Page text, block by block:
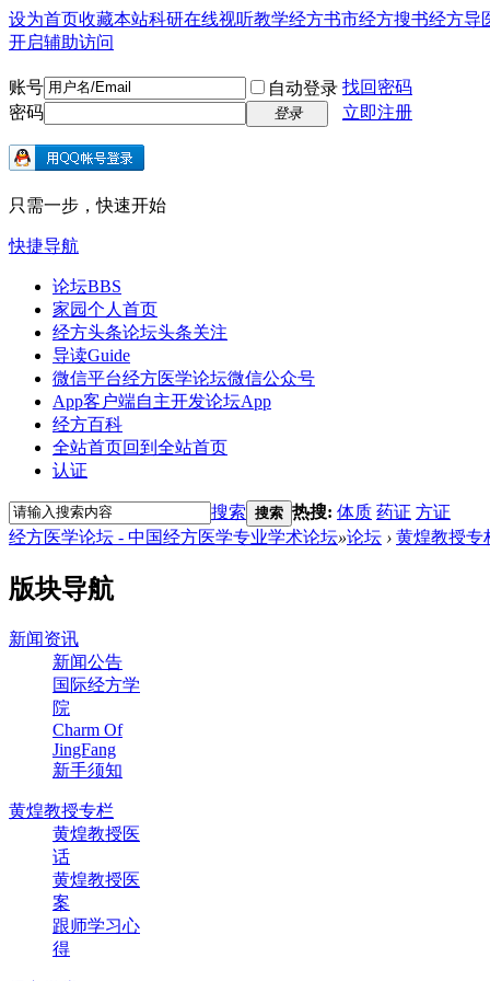
设为首页收藏本站科研在线视听教学经方书市经方搜书经方导
开启辅助访问
账号 自动登录 找回密码
密码
登录 立即注册
只需一步，快速开始
快捷导航
论坛BBS
家园个人首页
经方头条论坛头条关注
导读Guide
微信平台经方医学论坛微信公众号
App客户端自主开发论坛App
经方百科
全站首页回到全站首页
认证
搜索 搜索 热搜: 体质 药证 方证
经方医学论坛 - 中国经方医学专业学术论坛»论坛 › 黄煌教授专
版块导航
新闻资讯
新闻公告
国际经方学
院
Charm Of
JingFang
新手须知
黄煌教授专栏
黄煌教授医
话
黄煌教授医
案
跟师学习心
得